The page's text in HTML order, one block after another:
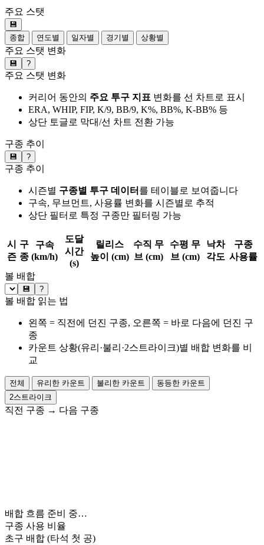
주요 스탯
💾
종합
연도별 일자별 경기별 상황별
주요 스탯 변화
💾 ?
주요 스탯 변화
커리어 동안의 주요 투구 지표 변화를 선 차트로 표시
ERA, WHIP, FIP, K/9, BB/9, K%, BB%, K-BB% 등
상단 토글로 막대/선 차트 전환 가능
구종 추이
💾 ?
구종 추이
시즌별 구종별 투구 데이터 를 테이블로 보여줍니다
구속, 무브먼트, 사용률 변화를 시즌별로 추적
상단 필터로 특정 구종만 필터링 가능
시
즌
구
종
구속
(km/h)
도달
시간
(s)
릴리스
높이 (cm)
수직 무
브 (cm)
수평 무
브 (cm)
낙차
각도
구종
사용률
볼 배합
💾 ?
볼 배합 읽는 법
왼쪽 = 직전에 던진 구종, 오른쪽 = 바로 다음에 던진 구
종
카운트 상황(유리·불리·2스트라이크)별 배합 변화를 비
교
전체 유리한 카운트 불리한 카운트
동등한 카운트
2스트라이크
직전 구종 → 다음 구종
배합 흐름 준비 중…
구종 사용 비율
초구 배합 (타석 첫 공)